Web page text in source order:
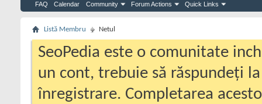
FAQ Calendar Community Forum Actions Quick Links
Listă Membru Netul
SeoPedia este o comunitate
un cont, trebuie să răspundeți
înregistrare. Completarea